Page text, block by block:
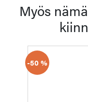
Myös
-50 %